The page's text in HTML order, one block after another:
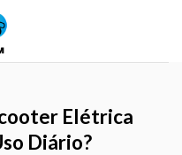
Elétrica
Diário?